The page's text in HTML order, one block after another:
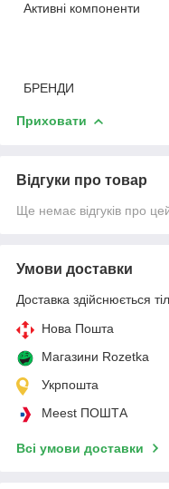
Активні компоненти
БРЕНДИ
Приховати
Відгуки про товар
Ще немає відгуків про
Умови доставки
Доставка здійснюється
Нова Пошта
Магазини Rozetka
Укрпошта
Meest ПОШТА
Всі умови доставки